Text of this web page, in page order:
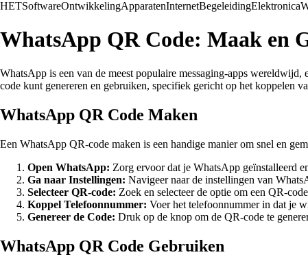
HETSoftwareOntwikkelingApparatenInternetBegeleidingElektronica
WhatsApp QR Code: Maak en
WhatsApp is een van de meest populaire messaging-apps
code kunt genereren en gebruiken, specifiek gericht op het koppelen
WhatsApp QR Code Maken
Een WhatsApp QR-code maken is een handige manier om snel en
Open WhatsApp: Zorg ervoor dat je WhatsApp geïnstalleerd
Ga naar Instellingen: Navigeer naar de instellingen van
Selecteer QR-code: Zoek en selecteer de optie om een QR-
Koppel Telefoonnummer: Voer het telefoonnummer in dat je
Genereer de Code: Druk op de knop om de QR-code te
WhatsApp QR Code Gebruiken